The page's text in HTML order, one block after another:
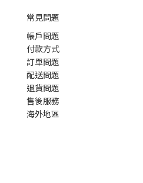
常見問題
帳戶問題
付款方式
訂單問題
配送問題
退貨問題
售後服務
海外地區